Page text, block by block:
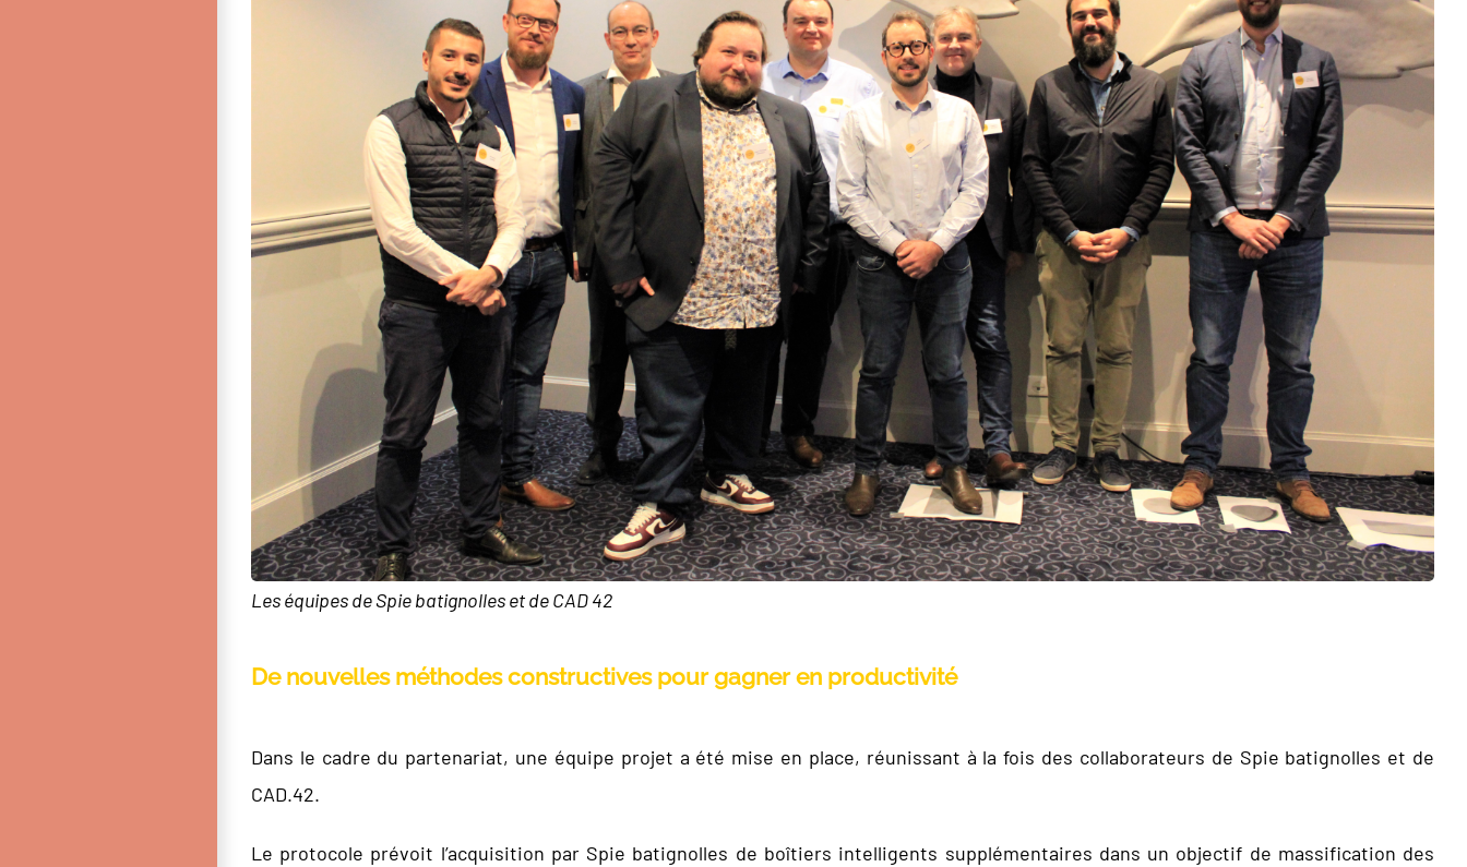
Les équipes de Spie batignolles et de CAD 42
De nouvelles méthodes constructives pour gagner en productivité
Dans le cadre du partenariat, une équipe projet a été mise en place, réunissant à la fois des collaborateurs de Spie batignolles et de
CAD.42.
Le protocole prévoit l’acquisition par Spie batignolles de boîtiers intelligents supplémentaires dans un objectif de massification des